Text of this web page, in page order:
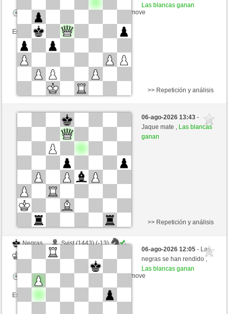
Tiempo: 15 minutes/side + 20 seconds/move
Esta partida es por puntos
Las blancas ganan
Negras
iWolf (1308) (-8)
jt778 (1511) (+8)
Tiempo: 15 minutes/side + 20 seconds/move
Esta partida es por puntos
>> Repetición y análisis
06-ago-2026 13:43-
Jaque mate , Las blancas
ganan
Negras
Svist (1443) (-13)
Tiempo: 15 minutes/side + 20 seconds/move
Esta partida es por puntos
>> Repetición y análisis
06-ago-2026 12:05- Las
negras se han rendido ,
Las blancas ganan